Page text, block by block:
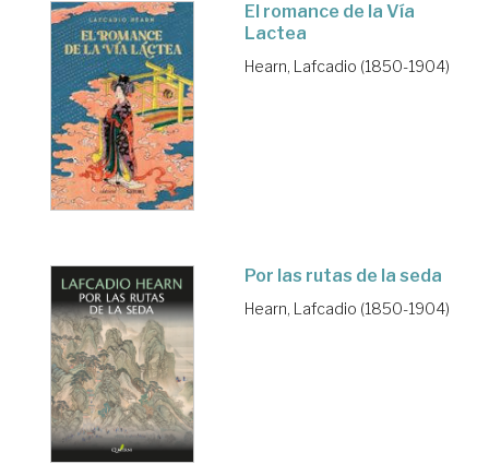
El romance de la Vía
Lactea
Hearn, Lafcadio (1850-1904)
Por las rutas de la seda
Hearn, Lafcadio (1850-1904)